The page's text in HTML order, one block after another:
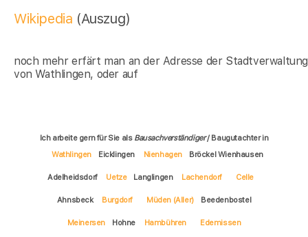
Wikipedia (Auszug)
noch mehr erfärt man an der Adresse der Stadtverwaltung
von Wathlingen, oder auf
Ich arbeite gern für Sie als Bausachverständiger/ Baugutachter in
Wathlingen
Eicklingen Nienhagen Bröckel Wienhausen
Adelheidsdorf Uetze Langlingen Lachendorf Celle
Ahnsbeck Burgdorf Müden (Aller) Beedenbostel
Meinersen Hohne Hambühren Edemissen